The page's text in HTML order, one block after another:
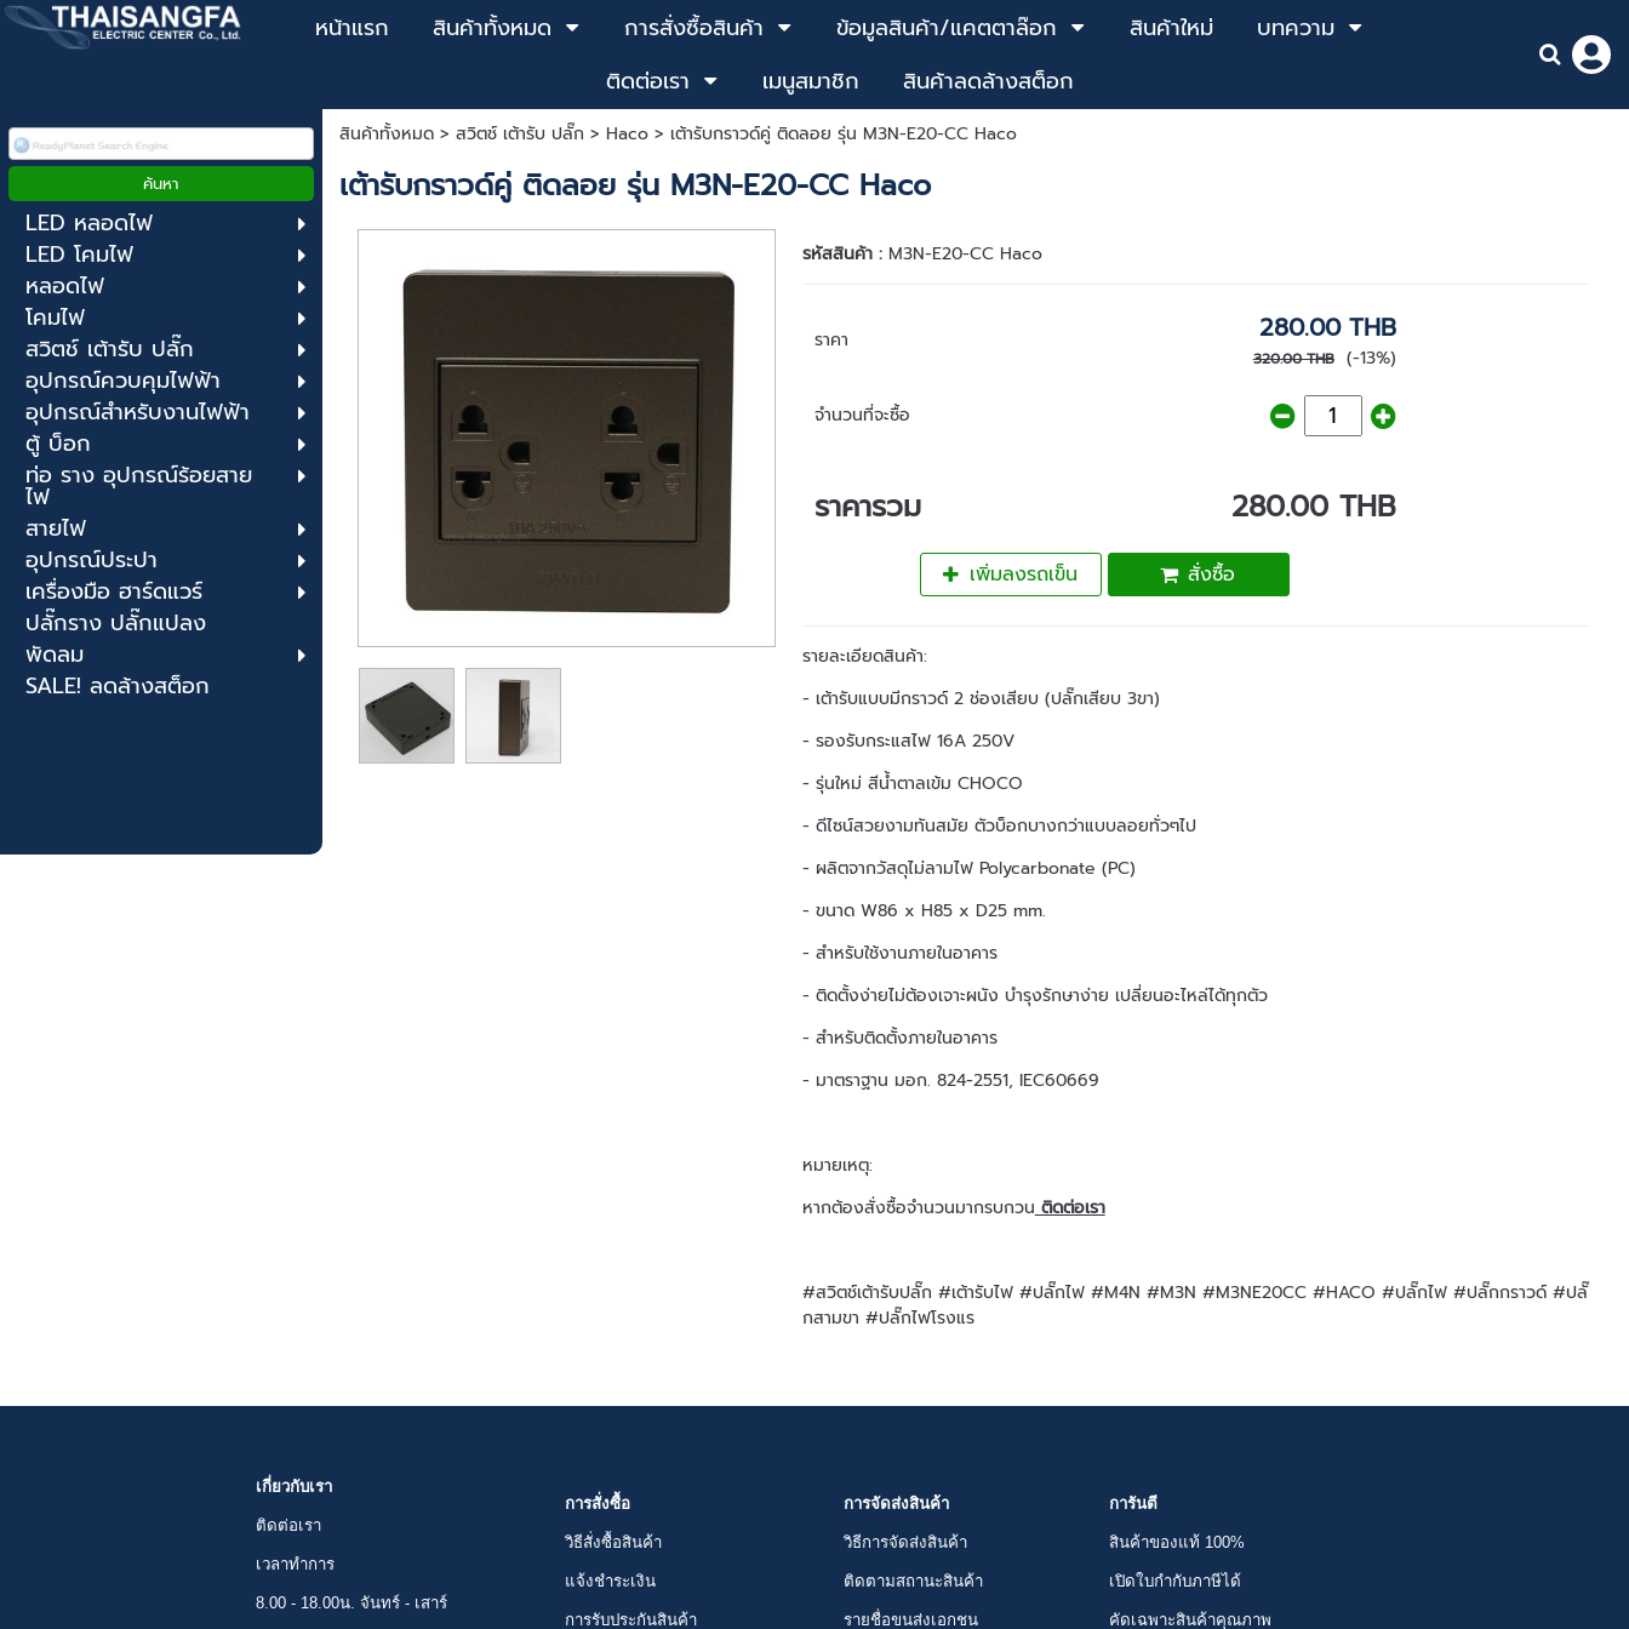
หน้าแรก สินค้าทั้งหมด การสั่งซื้อสินค้า ข้อมูลสินค้า/แคตตาล๊อก สินค้าใหม่
บทความ
ติดต่อเรา
เมนูสมาชิก สินค้าลดล้างสต็อก
LED หลอดไฟ
LED โคมไฟ
หลอดไฟ
โคมไฟ
สวิตช์ เต้ารับ ปลั๊ก
อุปกรณ์ควบคุมไฟฟ้า
อุปกรณ์สำหรับงานไฟฟ้า
ตู้ บ็อก
ท่อ ราง อุปกรณ์ร้อยสาย
ไฟ
สายไฟ
อุปกรณ์ประปา
เครื่องมือ ฮาร์ดแวร์
ปลั๊กราง ปลั๊กแปลง
พัดลม
SALE! ลดล้างสต็อก
สินค้าทั้งหมด> สวิตช์ เต้ารับ ปลั๊ก > Haco> เต้ารับกราวด์คู่ ติดลอย รุ่น M3N-E20-CC Haco
เต้ารับกราวด์คู่ ติดลอย รุ่น M3N-E20-CC Haco
รหัสสินค้า : M3N-E20-CC Haco
ราคา 280.00 THB
320.00 THB (-13%)
จำนวนที่จะซื้อ
ราคารวม 280.00 THB
เพิ่มลงรถเข็น สั่งซื้อ
รายละเอียดสินค้า:
- เต้ารับแบบมีกราวด์ 2 ช่องเสียบ (ปลั๊กเสียบ 3ขา)
- รองรับกระแสไฟ 16A 250V
- รุ่นใหม่ สีน้ำตาลเข้ม CHOCO
- ดีไซน์สวยงามทันสมัย ตัวบ็อกบางกว่าแบบลอยทั่วๆไป
- ผลิตจากวัสดุไม่ลามไฟ Polycarbonate (PC)
- ขนาด W86 x H85 x D25 mm.
- สำหรับใช้งานภายในอาคาร
- ติดตั้งง่ายไม่ต้องเจาะผนัง บำรุงรักษาง่าย เปลี่ยนอะไหล่ได้ทุกตัว
- สำหรับติดตั้งภายในอาคาร
- มาตราฐาน มอก. 824-2551, IEC60669
หมายเหตุ:
หากต้องสั่งซื้อจำนวนมากรบกวน ติดต่อเรา
#สวิตช์เต้ารับปลั๊ก #เต้ารับไฟ #ปลั๊กไฟ #M4N #M3N #M3NE20CC #HACO #ปลั๊กไฟ #ปลั๊กกราวด์ #ปลั๊
กสามขา #ปลั๊กไฟโรงแร
เกี่ยวกับเรา
ติดต่อเรา
เวลาทำการ
8.00 - 18.00น. จันทร์ - เสาร์
การสั่งซื้อ
วิธีสั่งซื้อสินค้า
แจ้งชำระเงิน
การรับประกันสินค้า
การจัดส่งสินค้า
วิธีการจัดส่งสินค้า
ติดตามสถานะสินค้า
รายชื่อขนส่งเอกชน
การันตี
สินค้าของแท้ 100%
เปิดใบกำกับภาษีได้
คัดเฉพาะสินค้าคุณภาพ